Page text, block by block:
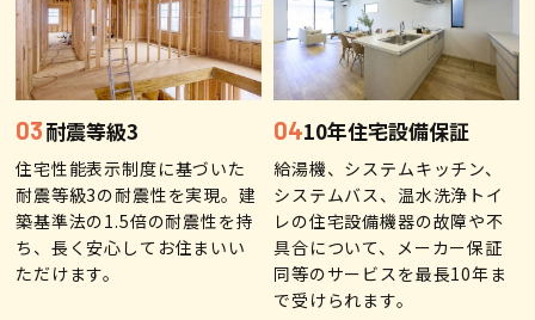
耐震等級3
住宅性能表示制度に基づいた
耐震等級3の耐震性を実現。建
築基準法の1.5倍の耐震性を持
ち、長く安心してお住まいい
ただけます。
10年住宅設備保証
給湯機、システムキッチン、
システムバス、温水洗浄トイ
レの住宅設備機器の故障や不
具合について、メーカー保証
同等のサービスを最長10年ま
で受けられます。